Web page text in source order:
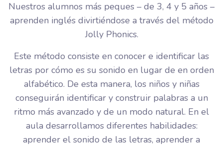
Nuestros alumnos más peques – de 3, 4 y 5 años –
aprenden inglés divirtiéndose a través del método
Jolly Phonics.
Este método consiste en conocer e identificar las
letras por cómo es su sonido en lugar de en orden
alfabético. De esta manera, los niños y niñas
conseguirán identificar y construir palabras a un
ritmo más avanzado y de un modo natural. En el
aula desarrollamos diferentes habilidades:
aprender el sonido de las letras, aprender a